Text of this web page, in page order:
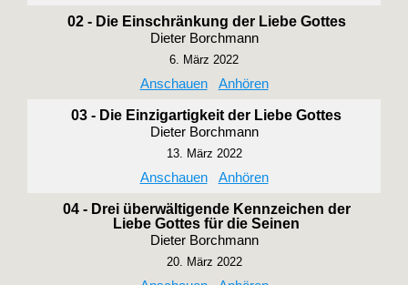
02 - Die Einschränkung der Liebe Gottes
Dieter Borchmann
6. März 2022
Anschauen Anhören
03 - Die Einzigartigkeit der Liebe Gottes
Dieter Borchmann
13. März 2022
Anschauen Anhören
04 - Drei überwältigende Kennzeichen der
Liebe Gottes für die Seinen
Dieter Borchmann
20. März 2022